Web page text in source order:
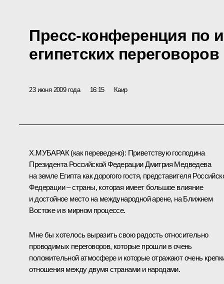
Пресс-конференция по
египетских переговоров
23 июня 2009 года 16:15 Каир
Х.МУБАРАК (как переведено): Приветствую господина
Президента Российской Федерации Дмитрия Медведева
на земле Египта как дорогого гостя, представителя
Федерации – страны, которая имеет большое влияние
и достойное место на международной арене, на Ближнем
Востоке и в мирном процессе.
Мне бы хотелось выразить свою радость относительно
проводимых переговоров, которые прошли в очень
положительной атмосфере и которые отражают очень
отношения между двумя странами и народами.